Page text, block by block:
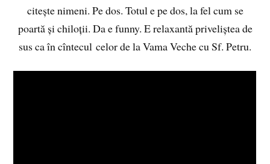
citește nimeni. Pe dos. Totul e pe dos, la fel cum se
poartă și chiloții. Da e funny. E relaxantă priveliștea de
sus ca în cîntecul celor de la Vama Veche cu Sf. Petru.